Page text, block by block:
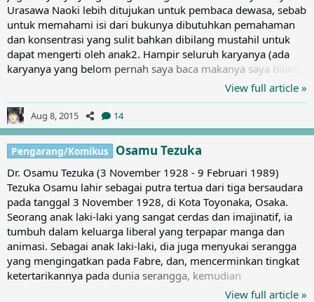
Urasawa Naoki lebih ditujukan untuk pembaca dewasa, sebab
untuk memahami isi dari bukunya dibutuhkan pemahaman
dan konsentrasi yang sulit bahkan dibilang mustahil untuk
dapat mengerti oleh anak2. Hampir seluruh karyanya (ada
karyanya yang belom pernah saya baca makanya saya bilang
hampir) bertemakan kisah thriller rumit yang bisa bikin
Menurut saya, komik ini 1 dari 2 Masterpiece beliau. Berkisah
tentang dr. Kenzo Tenma yang mengoperasi anak laki-laki
bernama Johan Liebert yg tertembak dikepalanya. Setelah...
View full article »
Aug 8, 2015 14
Pengarang/Komikus Osamu Tezuka
Dr. Osamu Tezuka (3 November 1928 - 9 Februari 1989)
Tezuka Osamu lahir sebagai putra tertua dari tiga bersaudara
pada tanggal 3 November 1928, di Kota Toyonaka, Osaka.
Seorang anak laki-laki yang sangat cerdas dan imajinatif, ia
tumbuh dalam keluarga liberal yang terpapar manga dan
animasi. Sebagai anak laki-laki, dia juga menyukai serangga
yang mengingatkan pada Fabre, dan, mencerminkan tingkat
ketertarikannya pada dunia serangga, kemudian
memasukkan ideogram untuk "serangga" ke dalam nama
View full article »